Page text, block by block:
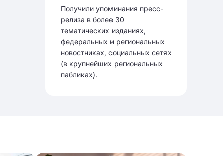
Получили упоминания пресс-
релиза в более 30
тематических изданиях,
федеральных и региональных
новостниках, социальных сетях
(в крупнейших региональных
пабликах).